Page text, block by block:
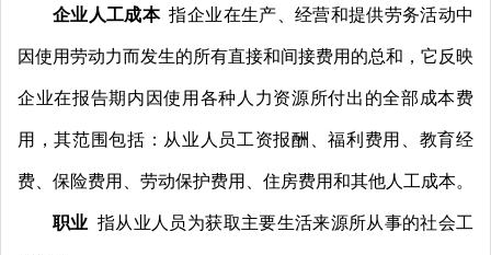
企业人工成本指企业在生产 经营和提供劳务活动中
因使用劳动力而发生的所有直接和间接费用的总和 ， 它反映
企业在报告期内因使用各种人力资源所付出的全部成本费
用 ，其范围包括 ： 从业人员工资报酬 、福利费用 教育经
费 保险费用 劳动保护费用 住房费用和其他人工成本。
职业 指从业人员为获取主要生活来源所从事的社会工